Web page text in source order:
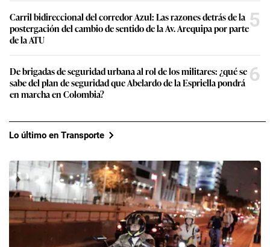
Carril bidireccional del corredor Azul: Las razones detrás de la
postergación del cambio de sentido de la Av. Arequipa por parte
de la ATU
5
De brigadas de seguridad urbana al rol de los militares: ¿qué se
sabe del plan de seguridad que Abelardo de la Espriella pondrá
en marcha en Colombia?
6
Lo último en Transporte